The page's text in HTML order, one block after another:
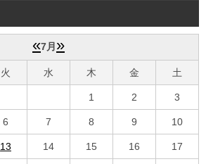
«7月 »
火 水 木 金 土
1 2 3
6 7 8 9 10
13 14 15 16 17